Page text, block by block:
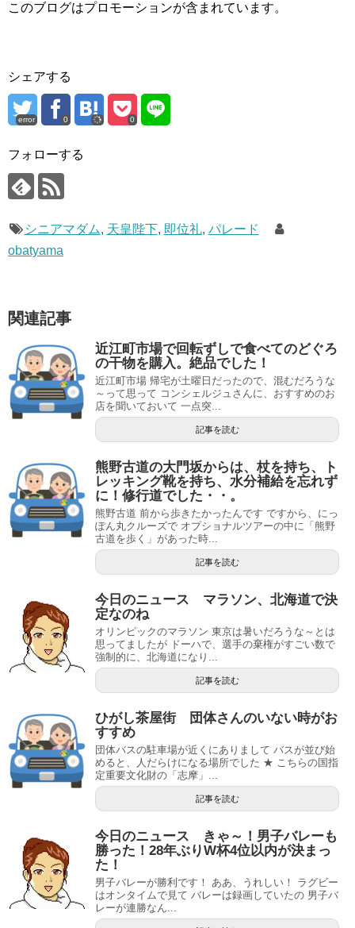
このブログはプロモーションが含まれています。
シェアする
error 0 0
フォローする
シニアマダム, 天皇陛下, 即位礼, パレード
obatyama
関連記事
近江町市場で回転ずしで食べてのどぐろ
の干物を購入。絶品でした！
近江町市場 帰宅が土曜日だったので、混むだろうな
～って思って コンシェルジュさんに、おすすめのお
店を聞いておいて 一点突...
記事を読む
熊野古道の大門坂からは、杖を持ち、ト
レッキング靴を持ち、水分補給を忘れず
に！修行道でした・・。
熊野古道 前から歩きたかったんです ですから、にっ
ぽん丸クルーズで オプショナルツアーの中に「熊野
古道を歩く」があった時...
記事を読む
今日のニュース マラソン、北海道で決
定なのね
オリンピックのマラソン 東京は暑いだろうな～とは
思ってましたが ドーハで、選手の棄権がすごい数で
強制的に、北海道になり...
記事を読む
ひがし茶屋街 団体さんのいない時がお
すすめ
団体バスの駐車場が近くにありまして バスが並び始
めると、人だらけになる場所でした ★ こちらの国指
定重要文化財の「志摩」...
記事を読む
今日のニュース きゃ～！男子バレーも
勝った！28年ぶりW杯4位以内が決まっ
た！
男子バレーが勝利です！ ああ、うれしい！ ラグビー
はオンタイムで見て バレーは録画していたの 男子バ
レーが連勝なん...